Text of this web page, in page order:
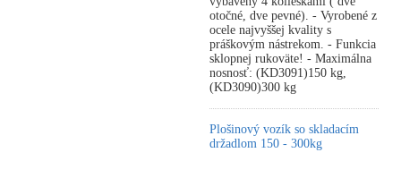
otočné, dve pevné). - Vyrobené z
ocele najvyššej kvality s
práškovým nástrekom. - Funkcia
sklopnej rukoväte! - Maximálna
nosnosť: (KD3091)150 kg,
(KD3090)300 kg
Plošinový vozík so skladacím
držadlom 150 - 300kg